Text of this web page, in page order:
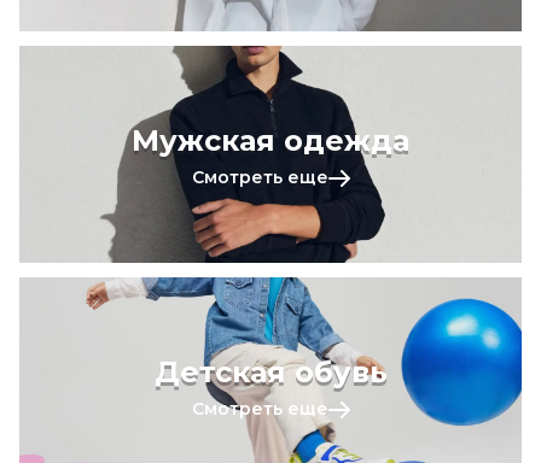
Мужская одежда
Смотреть еще
Детская обувь
Смотреть еще